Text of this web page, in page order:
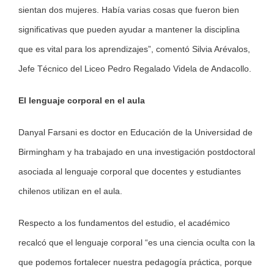
sientan dos mujeres. Había varias cosas que fueron bien
significativas que pueden ayudar a mantener la disciplina
que es vital para los aprendizajes”, comentó Silvia Arévalos,
Jefe Técnico del Liceo Pedro Regalado Videla de Andacollo.
El lenguaje corporal en el aula
Danyal Farsani es doctor en Educación de la Universidad de
Birmingham y ha trabajado en una investigación postdoctoral
asociada al lenguaje corporal que docentes y estudiantes
chilenos utilizan en el aula.
Respecto a los fundamentos del estudio, el académico
recalcó que el lenguaje corporal “es una ciencia oculta con la
que podemos fortalecer nuestra pedagogía práctica, porque